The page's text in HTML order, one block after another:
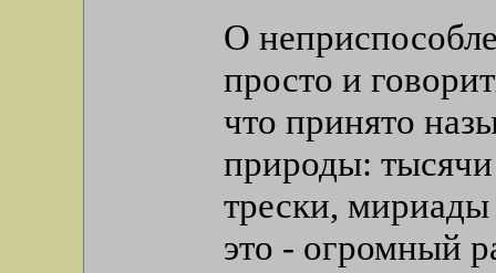
О
просто и
что принято
природы:
трески,
это - огромный